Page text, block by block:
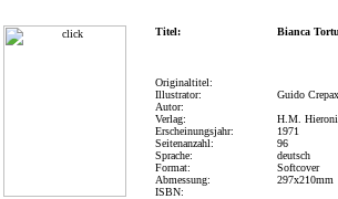
Titel: Bianca
Originaltitel:
Illustrator:
Autor:
Verlag:
Erscheinungsjahr:
Seitenanzahl:
Sprache:
Format:
Abmessung:
ISBN:
Guido
H.M.
1971
96
deutsch
Softcover
297x210mm